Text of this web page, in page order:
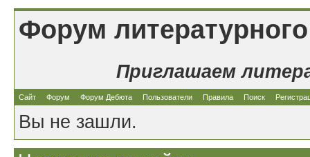
Форум
Приглашаем
Сайт Форум Форум Дебюта Пользователи Правила Поиск
Вы не зашли.